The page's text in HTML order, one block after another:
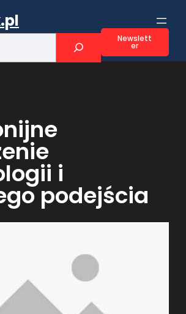
Newslett
er
i
podejścia